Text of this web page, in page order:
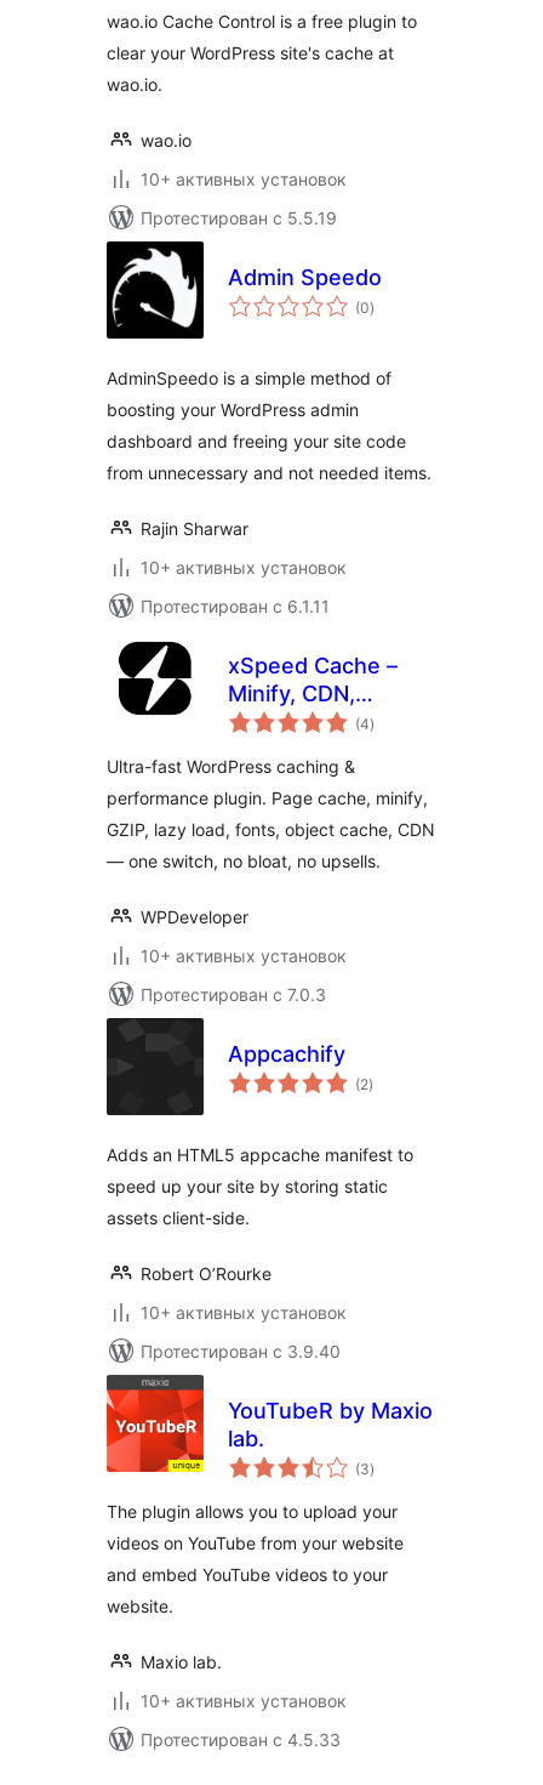
wao.io Cache Control is a free plugin to
clear your WordPress site's cache at
wao.io.
wao.io
10+ активных установок
Протестирован с 5.5.19
Admin Speedo
(0общий
рейтинг
)
AdminSpeedo is a simple method of
boosting your WordPress admin
dashboard and freeing your site code
from unnecessary and not needed items.
Rajin Sharwar
10+ активных установок
Протестирован с 6.1.11
xSpeed Cache –
Minify, CDN,
Preload &
Optimizer
(4общий
рейтинг
)
Ultra-fast WordPress caching &
performance plugin. Page cache, minify,
GZIP, lazy load, fonts, object cache, CDN
— one switch, no bloat, no upsells.
WPDeveloper
10+ активных установок
Протестирован с 7.0.3
Appcachify
(2общий
рейтинг
)
Adds an HTML5 appcache manifest to
speed up your site by storing static
assets client-side.
Robert O’Rourke
10+ активных установок
Протестирован с 3.9.40
YouTubeR by Maxio
lab.
(3общий
рейтинг
)
The plugin allows you to upload your
videos on YouTube from your website
and embed YouTube videos to your
website.
Maxio lab.
10+ активных установок
Протестирован с 4.5.33